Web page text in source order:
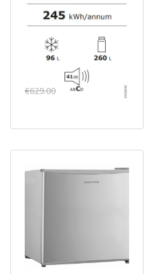
Juro-Pro
Ψυγειοκαταψύκτης
356lt NoFrost
Υ200xΠ59.5xΒ63.5εκ.
Inox C-377-IX-NF
€629.00 €549.00